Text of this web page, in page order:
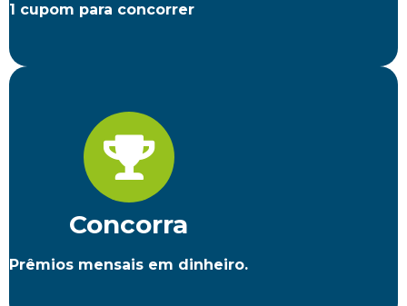
1 cupom para concorrer
Concorra
Prêmios mensais em dinheiro.​